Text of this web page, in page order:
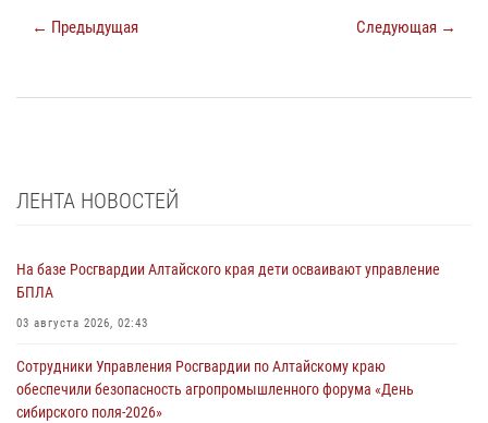
← Предыдущая Следующая →
ЛЕНТА НОВОСТЕЙ
На базе Росгвардии Алтайского края дети осваивают управление
БПЛА
03 августа 2026, 02:43
Сотрудники Управления Росгвардии по Алтайскому краю
обеспечили безопасность агропромышленного форума «День
сибирского поля-2026»